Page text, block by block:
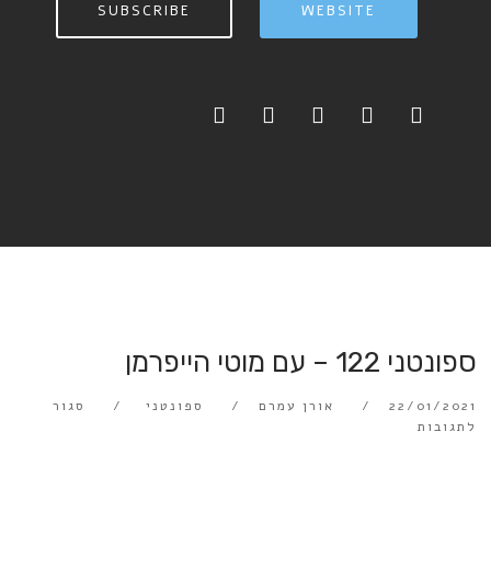
WEBSITE
SUBSCRIBE
ספונטני 122 – עם מוטי הייפרמן
22/01/2021 אורן עמרם ספונטני
סגור
לתגובות